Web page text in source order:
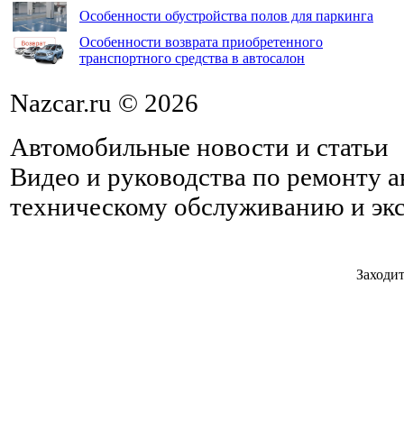
Особенности обустройства полов для паркинга
Особенности возврата приобретенного
транспортного средства в автосалон
Nazcar.ru © 2026
Автомобильные новости и статьи
Видео и руководства по ремонту
техническому обслуживанию и